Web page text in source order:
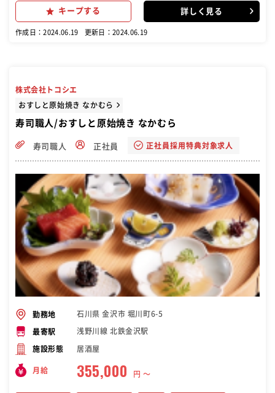
までは、既存店にて研修もできます。 回転寿司で寿司職人としての業
務をお任せします。毎朝夕水揚げされるいきのいい魚介を1貫1貫握
仕事に慣れてきましたら、発注業務・人材育成・店舗管理などもお願
キープする 詳しく見る
作成日：2024.06.19 更新日：2024.06.19
株式会社トコシエ
おすしと原始焼き なかむら
寿司職人/おすしと原始焼き なかむら
寿司職人 正社員 正社員採用特典対象求人
勤務地 石川県 金沢市 堀川町6-5
最寄駅 浅野川線 北鉄金沢駅
施設形態 居酒屋
月給 355,000 円 〜